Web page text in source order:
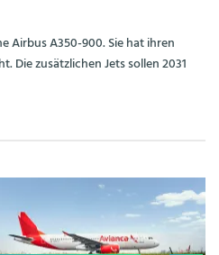
Airbus A350-900. Sie hat ihren
Die zusätzlichen Jets sollen 2031